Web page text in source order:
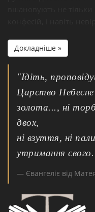
Докладніше »
"Ідіть,
Царство
золота..., ні
двох,
ні взуття, ні
утримання
Євангеліє від